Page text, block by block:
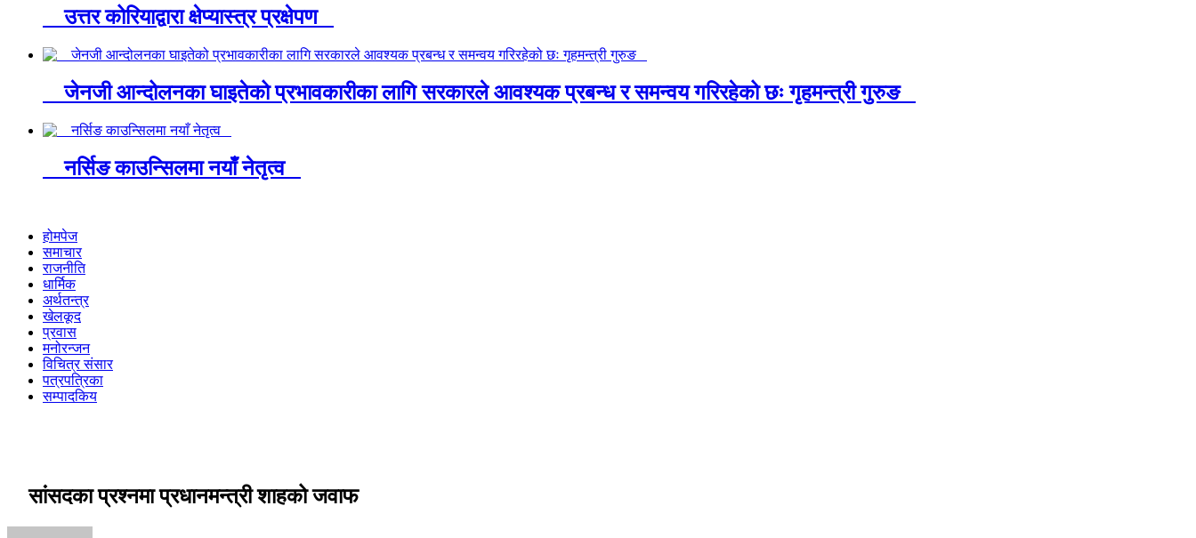
उत्तर कोरियाद्वारा क्षेप्यास्त्र प्रक्षेपण
जेनजी आन्दोलनका घाइतेको प्रभावकारीका लागि सरकारले आवश्यक प्रबन्ध र समन्वय गरिरहेको छः गृहमन्त्री गुरुङ
नर्सिङ काउन्सिलमा नयाँ नेतृत्व
होमपेज
समाचार
राजनीति
धार्मिक
अर्थतन्त्र
खेलकूद
प्रवास
मनोरन्जन
विचित्र संसार
पत्रपत्रिका
सम्पादकिय
सांसदका प्रश्नमा प्रधानमन्त्री शाहको जवाफ